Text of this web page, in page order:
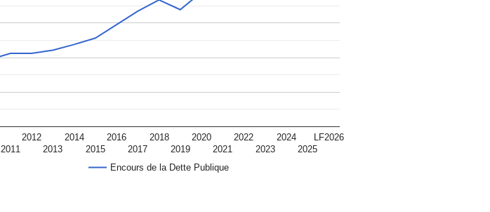
Encours de la Dette Publique
2011
2012
2013
2014
2015
2016
2017
2018
2019
2020
2021
2022
2023
2024
2025
LF2026